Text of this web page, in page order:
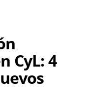
CyL: 4